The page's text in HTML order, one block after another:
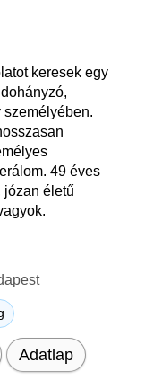
keresek egy
49 éves
józan életű
Adatlap